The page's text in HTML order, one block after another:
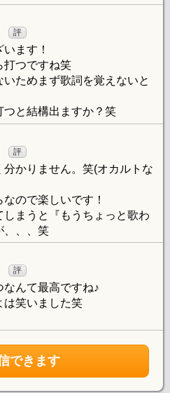
評
ます！
打つですね笑
ためまず歌詞を覚えないと
つと結構出ますか？笑
評
かりません。笑(オカルトな
ので楽しいです！
まうと『もうちょっと歌わ
、、、笑
評
んて最高ですね♪
は笑いました笑
できます